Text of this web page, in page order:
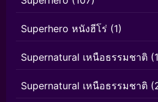
Superhero หนังฮีโร่ (1)
Supernatural เหนือธรรมชาติ
Supernatural เหนือธรรมชาติ